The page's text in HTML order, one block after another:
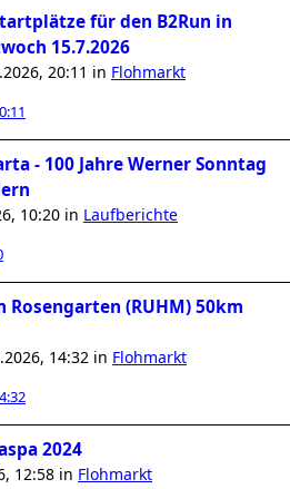
für den B2Run in
15.7.2026
20:11 in Flohmarkt
- 100 Jahre Werner Sonntag
10:20 in Laufberichte
(RUHM) 50km
14:32 in Flohmarkt
2024
12:58 in Flohmarkt